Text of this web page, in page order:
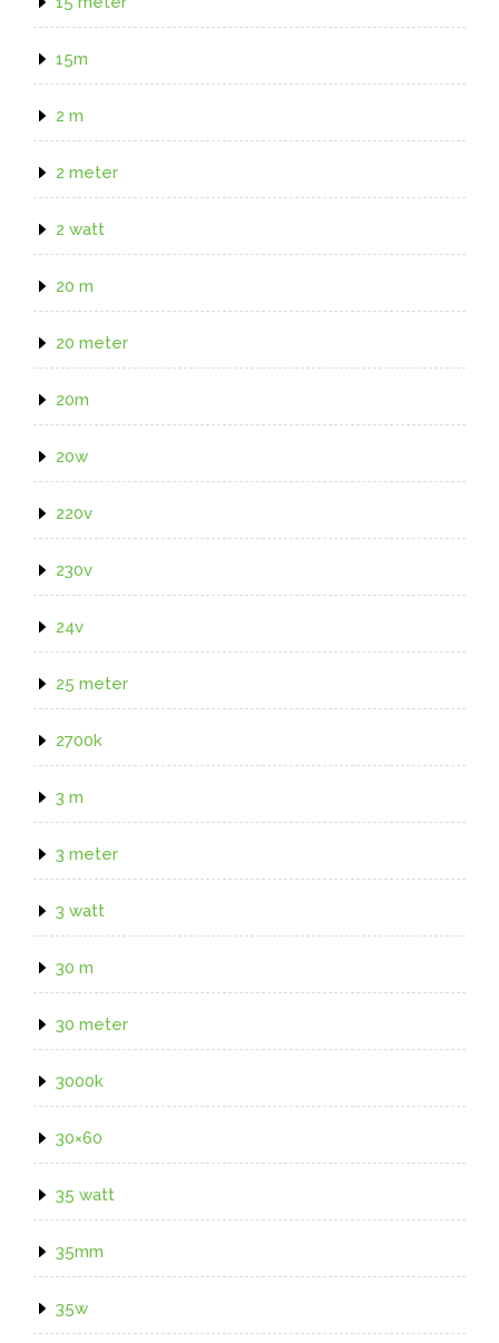
15m
2 m
2 meter
2 watt
20 m
20 meter
20m
20w
220v
230v
24v
25 meter
2700k
3 m
3 meter
3 watt
30 m
30 meter
3000k
30×60
35 watt
35mm
35w